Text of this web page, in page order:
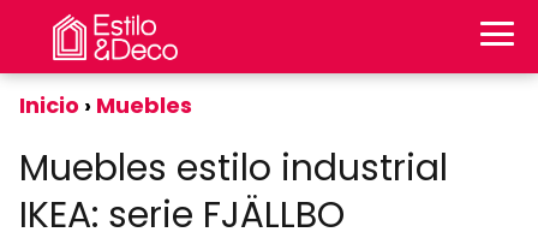
Inicio Muebles
Muebles estilo industrial
IKEA: serie FJÄLLBO